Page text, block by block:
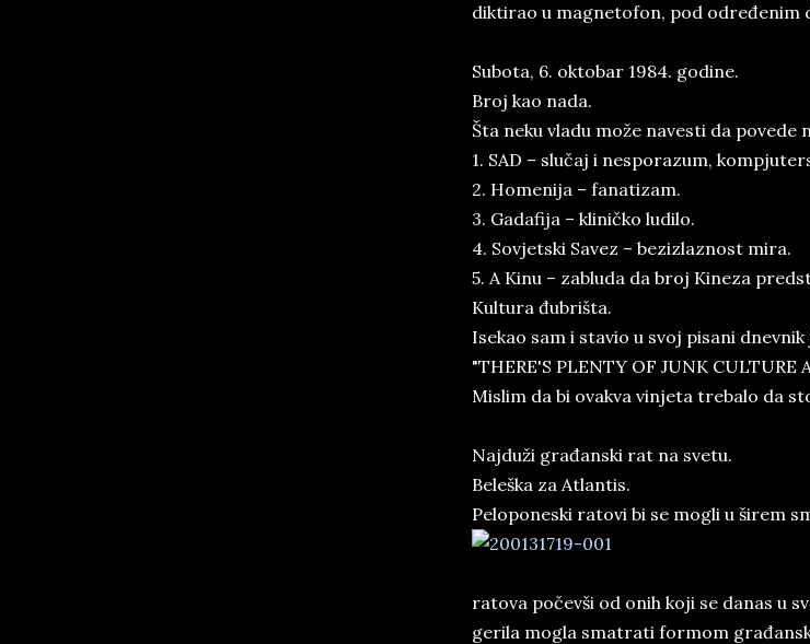
diktirao u magnetofon, pod određenim
Subota, 6. oktobar 1984. godine.
Broj kao nada.
Šta neku vladu može navesti da povede
1. SAD – slučaj i nesporazum,
2. Homenija – fanatizam.
3. Gadafija – kliničko ludilo.
4. Sovjetski Savez – bezizlaznost mira.
5. A Kinu – zabluda da broj Kineza
Kultura đubrišta.
Isekao sam i stavio u svoj pisani
"THERE'S PLENTY OF JUNK CULTURE
Mislim da bi ovakva vinjeta trebalo da
Najduži građanski rat na svetu.
Beleška za Atlantis.
Peloponeski ratovi bi se mogli u širem
ratova počevši od onih koji se danas u
gerila mogla smatrati formom